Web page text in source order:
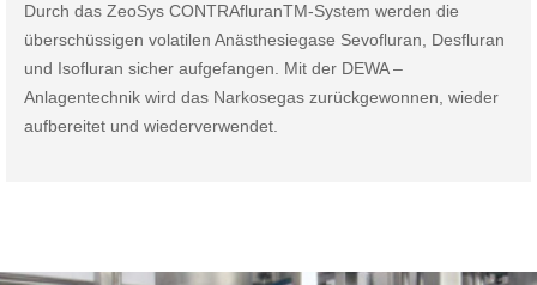
Durch das ZeoSys CONTRAfluranTM-System werden die
überschüssigen volatilen Anästhesiegase Sevofluran, Desfluran
und Isofluran sicher aufgefangen. Mit der DEWA –
Anlagentechnik wird das Narkosegas zurückgewonnen, wieder
aufbereitet und wiederverwendet.